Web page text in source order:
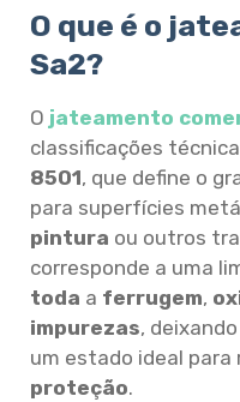
O que é o
Sa2?
O jateamento
classificações
8501, que define o
para superfícies
pintura ou outros
corresponde a uma
toda a ferrugem,
impurezas,
um estado ideal para
proteção.